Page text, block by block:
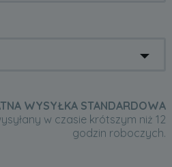
WYSYŁKA STANDARDOWA
w czasie krótszym niż 12
godzin roboczych.